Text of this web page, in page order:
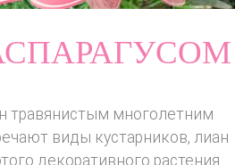
травянистым многолетним
виды кустарников, лиан
декоративного растения